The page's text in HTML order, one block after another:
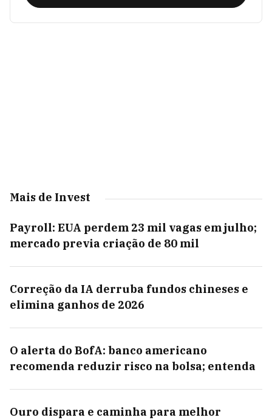
Mais de Invest
Payroll: EUA perdem 23 mil vagas em julho;
mercado previa criação de 80 mil
Correção da IA derruba fundos chineses e
elimina ganhos de 2026
O alerta do BofA: banco americano
recomenda reduzir risco na bolsa; entenda
Ouro dispara e caminha para melhor